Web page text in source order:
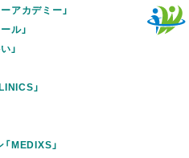
アカデミー」
ル」
」
」
MEDIXS」